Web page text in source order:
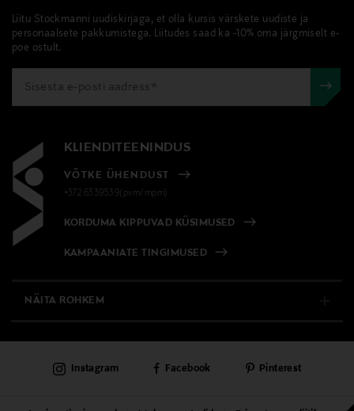
Liitu Stockmanni uudiskirjaga, et olla kursis värskete uudiste ja
personaalsete pakkumistega. Liitudes saad ka -10% oma järgmiselt e-
poe ostult.
KLIENDITEENINDUS
VÕTKE ÜHENDUST
+372 6339539(pvm/mpm)
KORDUMA KIPPUVAD KÜSIMUSED
KAMPAANIATE TINGIMUSED
NÄITA ROHKEM
PÜSIKLIENDITEENINDUS
Instagram Facebook Pinterest